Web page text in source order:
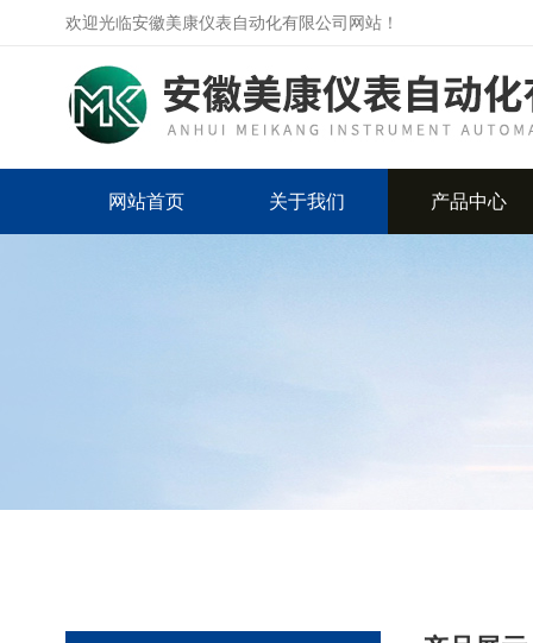
欢迎光临安徽美康仪表自动化有限公司网站！
网站首页 关于我们 产品中心